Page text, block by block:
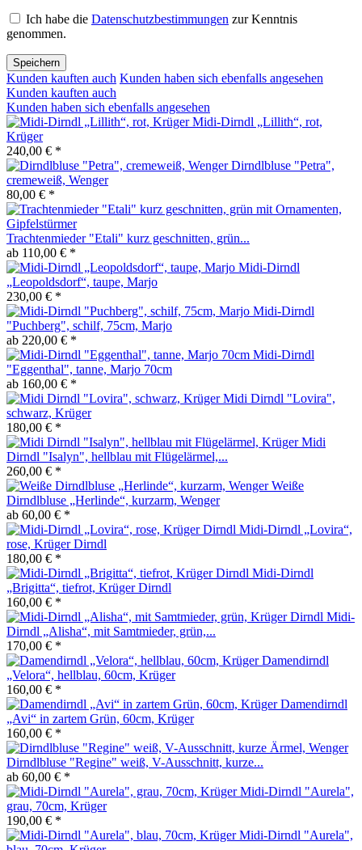
Ich habe die Datenschutzbestimmungen zur Kenntnis
genommen.
Speichern
Kunden kauften auch Kunden haben sich ebenfalls angesehen
Kunden kauften auch
Kunden haben sich ebenfalls angesehen
Midi-Dirndl „Lillith“, rot,
Krüger
240,00 € *
Dirndlbluse "Petra",
cremeweiß, Wenger
80,00 € *
Trachtenmieder "Etali" kurz geschnitten, grün...
ab 110,00 € *
Midi-Dirndl
„Leopoldsdorf“, taupe, Marjo
230,00 € *
Midi-Dirndl
"Puchberg", schilf, 75cm, Marjo
ab 220,00 € *
Midi-Dirndl
"Eggenthal", tanne, Marjo 70cm
ab 160,00 € *
Midi Dirndl "Lovira",
schwarz, Krüger
180,00 € *
Midi
Dirndl "Isalyn", hellblau mit Flügelärmel,...
260,00 € *
Weiße
Dirndlbluse „Herlinde“, kurzarm, Wenger
ab 60,00 € *
Midi-Dirndl „Lovira“,
rose, Krüger Dirndl
180,00 € *
Midi-Dirndl
„Brigitta“, tiefrot, Krüger Dirndl
160,00 € *
Midi-
Dirndl „Alisha“, mit Samtmieder, grün,...
170,00 € *
Damendirndl
„Velora“, hellblau, 60cm, Krüger
160,00 € *
Damendirndl
„Avi“ in zartem Grün, 60cm, Krüger
160,00 € *
Dirndlbluse "Regine" weiß, V-Ausschnitt, kurze...
ab 60,00 € *
Midi-Dirndl "Aurela",
grau, 70cm, Krüger
190,00 € *
Midi-Dirndl "Aurela",